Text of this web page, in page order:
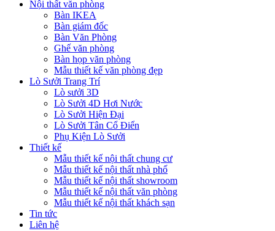
Nội thất văn phòng
Bàn IKEA
Bàn giám đốc
Bàn Văn Phòng
Ghế văn phòng
Bàn họp văn phòng
Mẫu thiết kế văn phòng đẹp
Lò Sưởi Trang Trí
Lò sưởi 3D
Lò Sưởi 4D Hơi Nước
Lò Sưởi Hiện Đại
Lò Sưởi Tân Cổ Điển
Phụ Kiện Lò Sưởi
Thiết kế
Mẫu thiết kế nội thất chung cư
Mẫu thiết kế nội thất nhà phố
Mẫu thiết kế nội thất showroom
Mẫu thiết kế nội thất văn phòng
Mẫu thiết kế nội thất khách sạn
Tin tức
Liên hệ